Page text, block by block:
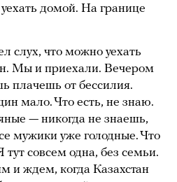
домой. На границе
слух, что можно уехать
Мы и приехали. Вечером
плачешь от бессилия.
мало. Что есть, не знаю.
— никогда не знаешь,
мужики уже голодные. Что
совсем одна, без семьи.
и ждем, когда Казахстан